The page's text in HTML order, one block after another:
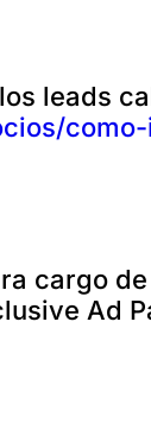
leads
cargo
Ad